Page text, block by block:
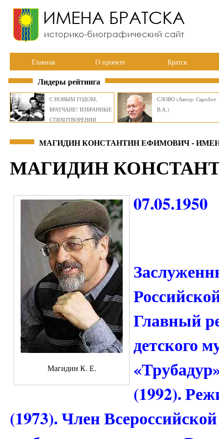
Главная О проекте Братск
Лидеры рейтинга
С НОВЫМ ГОДОМ,
БРАТЧАНЕ! ИЗБРАННЫЕ
СТИХОТВОРЕНИЯ
СЛОВО (Автор: Скробот
В.А.)
МАГИДИН КОНСТАНТИН ЕФИМОВИЧ -
МАГИДИН
Магидин К. Е.
07.05.1950
Главный
детского
(1992).
(1973). Член